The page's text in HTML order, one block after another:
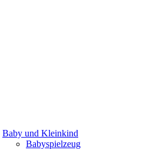
Baby und Kleinkind
Babyspielzeug